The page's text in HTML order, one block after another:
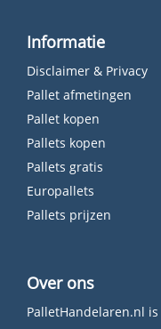
Informatie
Disclaimer & Privacy
Pallet afmetingen
Pallet kopen
Pallets kopen
Pallets gratis
Europallets
Pallets prijzen
Over ons
PalletHandelaren.nl